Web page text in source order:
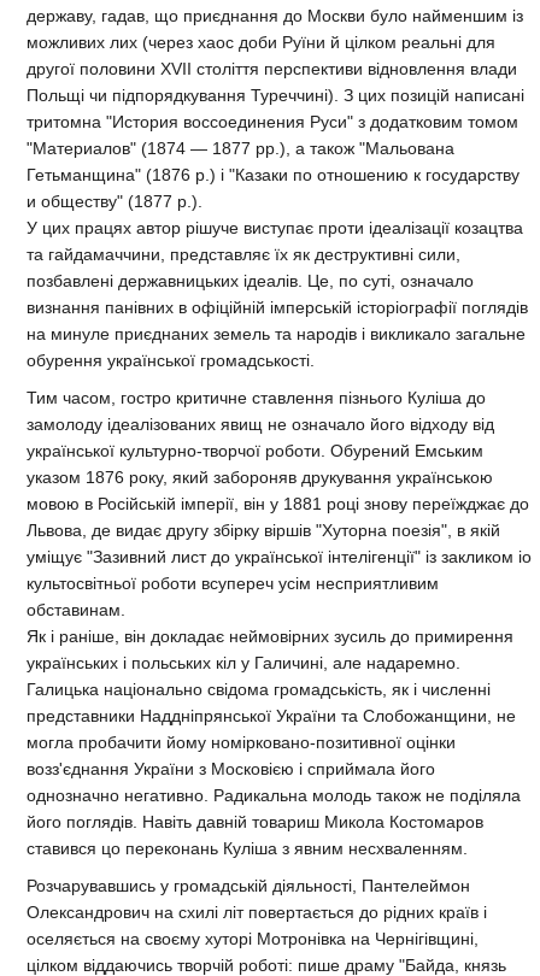
державу, гадав, що приєднання до Москви було найменшим із
можливих лих (через хаос доби Руїни й цілком реальні для
другої половини XVII століття перспективи відновлення влади
Польщі чи підпорядкування Туреччині). З цих позицій написані
тритомна "История воссоединения Руси" з додатковим томом
"Материалов" (1874 — 1877 рр.), а також "Мальована
Гетьманщина" (1876 р.) і "Казаки по отношению к государству
и обществу" (1877 р.).
У цих працях автор рішуче виступає проти ідеалізації козацтва
та гайдамаччини, представляє їх як деструктивні сили,
позбавлені державницьких ідеалів. Це, по суті, означало
визнання панівних в офіційній імперській історіографії поглядів
на минуле приєднаних земель та народів і викликало загальне
обурення української громадськості.
Тим часом, гостро критичне ставлення пізнього Куліша до
замолоду ідеалізованих явищ не означало його відходу від
української культурно-творчої роботи. Обурений Емським
указом 1876 року, який забороняв друкування українською
мовою в Російській імперії, він у 1881 році знову переїжджає до
Львова, де видає другу збірку віршів "Хуторна поезія", в якій
уміщує "Зазивний лист до української інтелігенції" із закликом іо
культосвітньої роботи всупереч усім несприятливим
обставинам.
Як і раніше, він докладає неймовірних зусиль до примирення
українських і польських кіл у Галичині, але надаремно.
Галицька національно свідома громадськість, як і численні
представники Наддніпрянської України та Слобожанщини, не
могла пробачити йому номірковано-позитивної оцінки
возз'єднання України з Московією і сприймала його
однозначно негативно. Радикальна молодь також не поділяла
його поглядів. Навіть давній товариш Микола Костомаров
ставився цо переконань Куліша з явним несхваленням.
Розчарувавшись у громадській діяльності, Пантелеймон
Олександрович на схилі літ повертається до рідних країв і
оселяється на своєму хуторі Мотронівка на Чернігівщині,
цілком віддаючись творчій роботі: пише драму "Байда, князь